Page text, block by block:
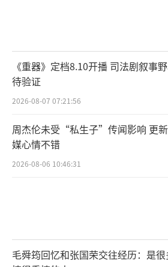
《重器》定档8.10开播 司法剧叙事
待验证
2026-08-07 07:21:56
周杰伦未受“私生子”传闻影响 更
媒心情不错
2026-08-06 10:46:31
毛舜筠回忆和张国荣交往经历：是很